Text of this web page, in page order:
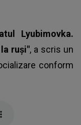
Lyubimovka.
ruși", a scris un
conform